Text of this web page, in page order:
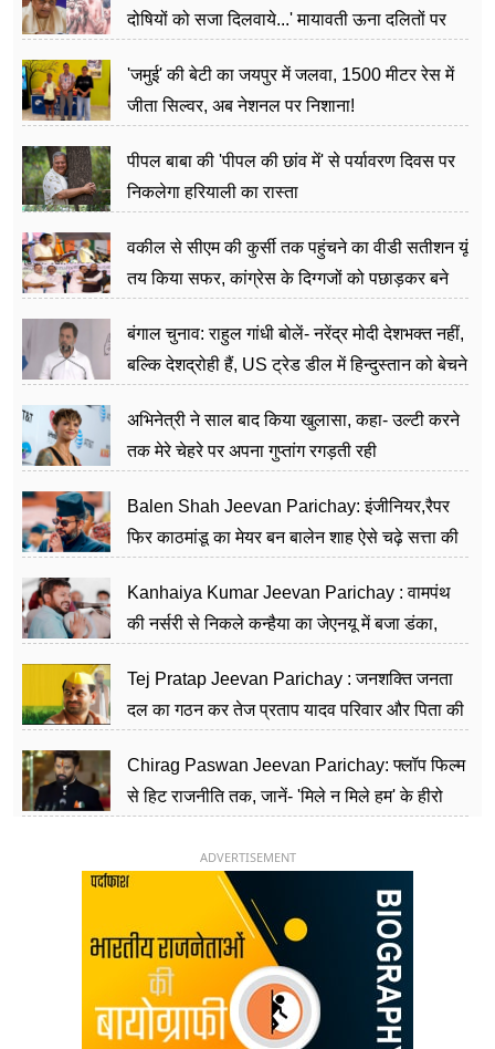
दोषियों को सजा दिलवाये...' मायावती ऊना दलितों पर
'जमुई' की बेटी का जयपुर में जलवा, 1500 मीटर रेस में
जीता सिल्वर, अब नेशनल पर निशाना!
पीपल बाबा की 'पीपल की छांव में' से पर्यावरण दिवस पर
निकलेगा हरियाली का रास्ता
वकील से सीएम की कुर्सी तक पहुंचने का वीडी सतीशन यूं
तय किया सफर, कांग्रेस के दिग्गजों को पछाड़कर बने
बंगाल चुनाव: राहुल गांधी बोलें- नरेंद्र मोदी देशभक्त नहीं,
बल्कि देशद्रोही हैं, US ट्रेड डील में हिन्दुस्तान को बेचने
अभिनेत्री ने साल बाद किया खुलासा, कहा- उल्टी करने
तक मेरे चेहरे पर अपना गुप्तांग रगड़ती रही
Balen Shah Jeevan Parichay: इंजीनियर,रैपर
फिर काठमांडू का मेयर बन बालेन शाह ऐसे चढ़े सत्ता की
Kanhaiya Kumar Jeevan Parichay : वामपंथ
की नर्सरी से निकले कन्हैया का जेएनयू में बजा डंका,
Tej Pratap Jeevan Parichay : जनशक्ति जनता
दल का गठन कर तेज प्रताप यादव परिवार और पिता की
Chirag Paswan Jeevan Parichay: फ्लॉप फिल्म
से हिट राजनीति तक, जानें- 'मिले न मिले हम' के हीरो
ADVERTISEMENT